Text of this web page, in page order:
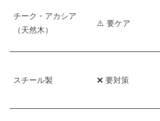
チーク・アカシア
（天然木）
⚠️ 要ケア
スチール製 ❌ 要対策